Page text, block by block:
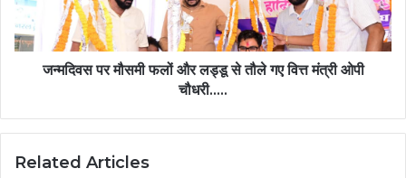
से
तौले
गए
जन्मदिवस पर मौसमी फलों और लड्डू से तौले गए वित्त मंत्री ओपी
चौधरी…..
Related Articles